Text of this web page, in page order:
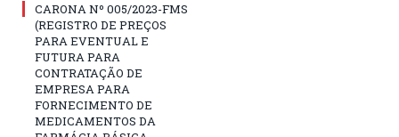
CARONA Nº 005/2023-FMS
(REGISTRO DE PREÇOS
PARA EVENTUAL E
FUTURA PARA
CONTRATAÇÃO DE
EMPRESA PARA
FORNECIMENTO DE
MEDICAMENTOS DA